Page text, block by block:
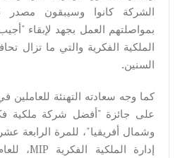
الشركة كانوا وسيبقون مصدر
بمواصلتهم العمل بجهد لإبقاء
الملكية الفكرية والتي ما تزال
السنين.
كما وجه سعادته التهنئة
على جائزة "أفضل شركة ملكية
وشمال أفريقيا"، للمرة الرابعة